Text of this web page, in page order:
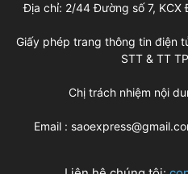
Địa chỉ: 2/44 Đường số 7, KCX
Giấy phép trang thông tin điện
STT & TT
Chị trách nhiệm nội
Email :